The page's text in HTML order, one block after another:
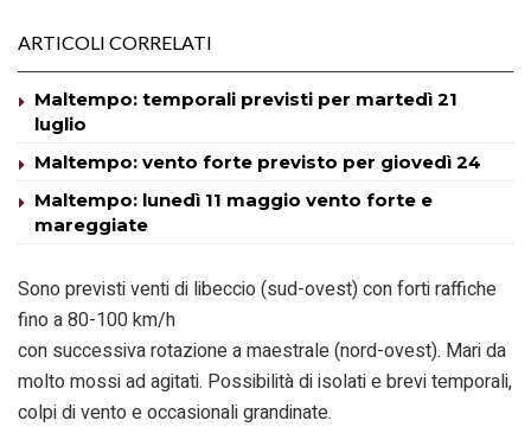
ARTICOLI CORRELATI
Maltempo: temporali previsti per martedì 21
luglio
Maltempo: vento forte previsto per giovedì 24
Maltempo: lunedì 11 maggio vento forte e
mareggiate
Sono previsti venti di libeccio (sud-ovest) con forti raffiche
fino a 80-100 km/h
con successiva rotazione a maestrale (nord-ovest). Mari da
molto mossi ad agitati. Possibilità di isolati e brevi temporali,
colpi di vento e occasionali grandinate.